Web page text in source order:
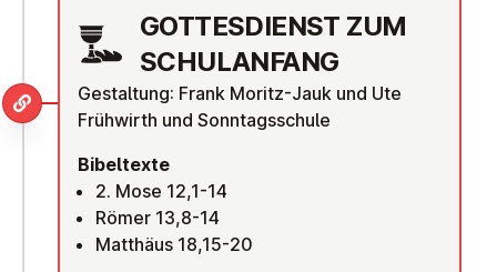
GOT­TES­DIENST ZUM
SCHUL­AN­FANG
Gestaltung: Frank Moritz-Jauk und Ute
Frühwirth und Sonntagsschule
Bibeltexte
2. Mose 12,1-14
Römer 13,8-14
Matthäus 18,15-20